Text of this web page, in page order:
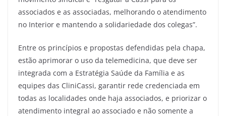
associados e as associadas, melhorando o atendimento
no Interior e mantendo a solidariedade dos colegas”.
Entre os princípios e propostas defendidas pela chapa,
estão aprimorar o uso da telemedicina, que deve ser
integrada com a Estratégia Saúde da Família e as
equipes das CliniCassi, garantir rede credenciada em
todas as localidades onde haja associados, e priorizar o
atendimento integral ao associado e não somente a